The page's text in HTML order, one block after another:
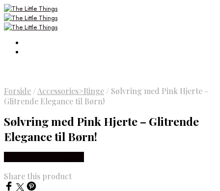
Forside / Accessories>Ringe / Sølvring med Pink Hjerte –
Glitrende Elegance til Børn!
Sølvring med Pink Hjerte – Glitrende
Elegance til Børn!
Share this product